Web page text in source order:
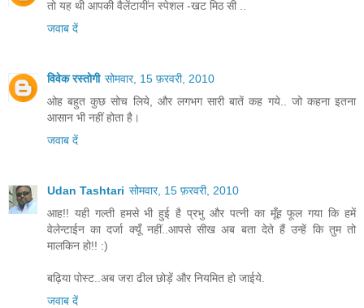
तो यह थी आपकी वैलेंटायींन स्पेशल -खट मिठ सी ..
जवाब दें
विवेक रस्तोगी सोमवार, 15 फ़रवरी, 2010
ओह बहुत कुछ सोच लिये, और लगभग सारी बातें कह गये.. जो कहना इतना
आसान भी नहीं होता है।
जवाब दें
Udan Tashtari सोमवार, 15 फ़रवरी, 2010
आह!! यही गल्ती हमसे भी हुई है प्रभु और पत्नी का मूँह फूल गया कि हमें
वेलेन्टाईन का दर्जा क्यूँ नहीं..आपसे सीख अब बता देते हैं उन्हें कि तुम तो
मालकिन हो!! :)
बढ़िया पोस्ट..अब जरा ढील छोड़ें और नियमित हो जाईये.
जवाब दें